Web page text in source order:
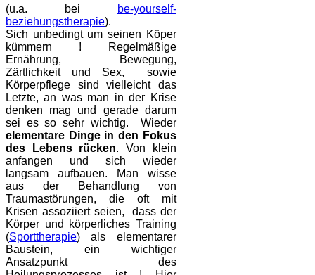
(u.a. bei
be-yourself-
beziehungstherapie).
Sich unbedingt um seinen Köper
kümmern ! Regelmäßige
Ernährung, Bewegung,
Zärtlichkeit und Sex, sowie
Körperpflege sind vielleicht das
Letzte, an was man in der Krise
denken mag und gerade darum
sei es so sehr wichtig. Wieder
elementare Dinge in den Fokus
des Lebens rücken. Von klein
anfangen und sich wieder
langsam aufbauen. Man wisse
aus der Behandlung von
Traumastörungen, die oft mit
Krisen assoziiert seien, dass der
Körper und körperliches Training
(Sporttherapie) als elementarer
Baustein, ein wichtiger
Ansatzpunkt des